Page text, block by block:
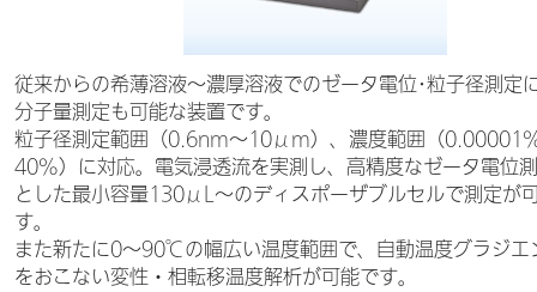
従来からの希薄溶液～濃厚溶液でのゼータ電位･粒子径測定
分子量測定も可能な装置です。
粒子径測定範囲（0.6nm～10μm）、濃度範囲（
40%）に対応。電気浸透流を実測し、高精度なゼータ電位
とした最小容量130μL～のディスポーザブルセルで測定が
す。
また新たに0～90℃の幅広い温度範囲で、自動温度グラジエ
をおこない変性・相転移温度解析が可能です。